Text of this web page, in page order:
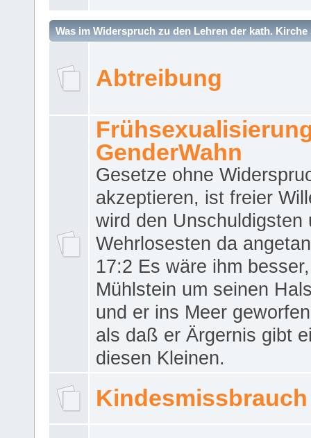
Was im Widerspruch zu den Lehren der kath. Kirche
Abtreibung
GenderWahn
Gesetze ohne
akzeptieren, ist freier
wird den Unschuldigsten
Wehrlosesten da
17:2 Es wäre ihm
Mühlstein um seinen
und er ins Meer
als daß er Ärgernis gibt
diesen Kleinen.
Kindesmissbrauch